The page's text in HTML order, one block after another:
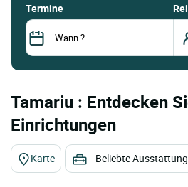
termine
Tamariu : Entdecken
Einrichtungen
Karte Beliebte